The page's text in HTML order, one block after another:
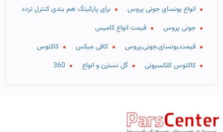
انواع بونسای جونی پروس
برای پارکینگ هم بندی کنترل تردد
جونی پروس
قیمت انواع کامیس
قیمت,بونسای,جونی,پروس
کافی میکس
کاکتوس
کاکتوس کلکسیونی
گل نسترن و انواع 360